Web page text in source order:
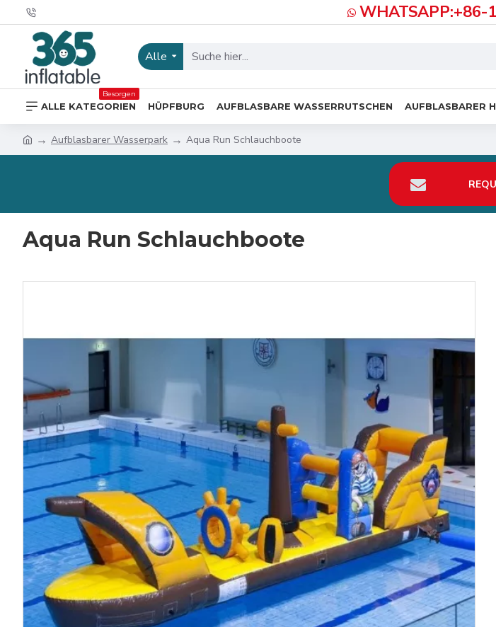
Alle
ALLE KATEGORIEN
Besorgen
HÜPFBURG AUFBLASBARE WASSERRUTSCHEN AUFBLASBARER
Aufblasbarer Wasserpark Aqua Run Schlauchboote
Aqua Run Schlauchboote